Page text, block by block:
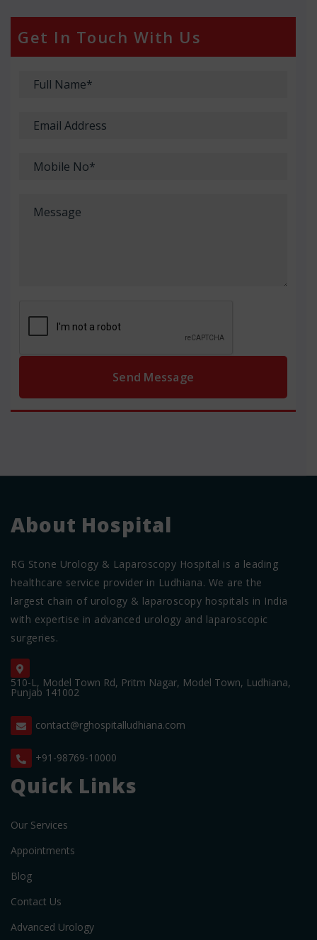
Get In Touch With Us
About Hospital
RG Stone Urology & Laparoscopy Hospital is a leading
healthcare service provider in Ludhiana. We are the
largest chain of urology & laparoscopy hospitals in India
with expertise in advanced urology and laparoscopic
surgeries.
510-L, Model Town Rd, Pritm Nagar, Model Town, Ludhiana,
Punjab 141002
contact@rghospitalludhiana.com
+91-98769-10000
Quick Links
Our Services
Appointments
Blog
Contact Us
Advanced Urology